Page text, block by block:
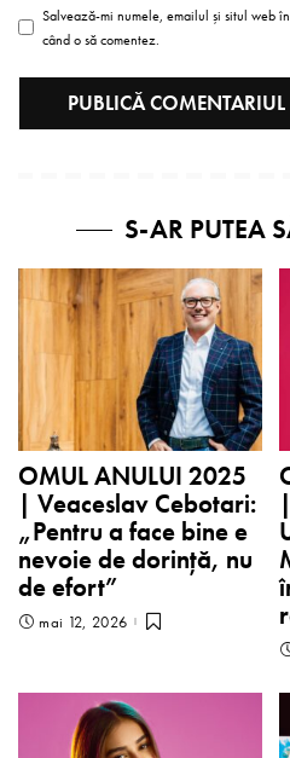
Salvează-mi numele, emailul și situl web
când o să comentez.
S-AR PUTEA
OMUL ANULUI 2025
| Veaceslav Cebotari:
„Pentru a face bine e
nevoie de dorință, nu
de efort”
mai 12, 2026